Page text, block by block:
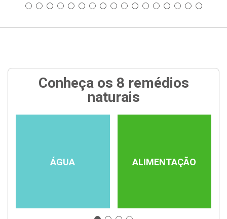
Conheça os 8 remédios
naturais
ÁGUA ALIMENTAÇÃO